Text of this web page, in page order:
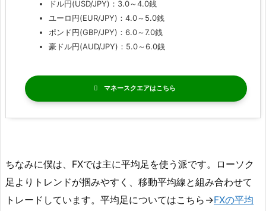
ドル円(USD/JPY)：3.0～4.0銭
ユーロ円(EUR/JPY)：4.0～5.0銭
ポンド円(GBP/JPY)：6.0～7.0銭
豪ドル円(AUD/JPY)：5.0～6.0銭
マネースクエア
ちなみに僕は、FXでは主に平均足を使う派です。ローソク
足よりトレンドが掴みやすく、移動平均線と組み合わせて
トレードしています。平均足についてはこちら→FXの平均